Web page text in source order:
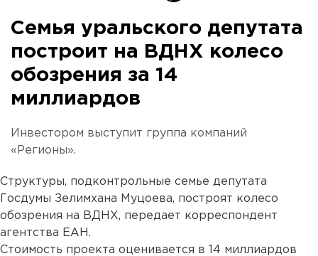
Семья уральского депутата
построит на ВДНХ колесо
обозрения за 14
миллиардов
Инвестором выступит группа компаний
«Регионы».
Структуры, подконтрольные семье депутата
Госдумы Зелимхана Муцоева, построят колесо
обозрения на ВДНХ, передает корреспондент
агентства ЕАН.
Стоимость проекта оценивается в 14 миллиардов